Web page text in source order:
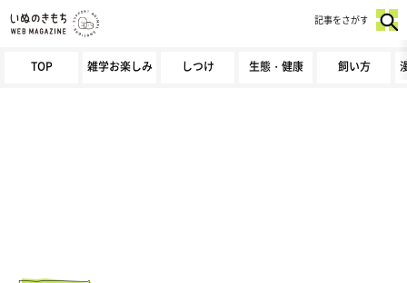
TOP 雑学お楽しみ しつけ 生態・健康 飼い方
記事をさがす